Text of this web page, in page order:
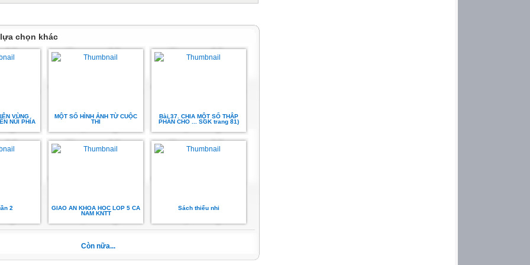
chọn khác
VÙNG
NÚI PHÍA
MỘT SỐ HÌNH ẢNH TỪ CUỘC
THI
Bài 37. CHIA MỘT SỐ THẬP
PHÂN CHO ... SGK trang 81)
2
GIAO AN KHOA HOC LOP 5 CA
NAM KNTT
Sách thiếu nhi
Còn nữa...